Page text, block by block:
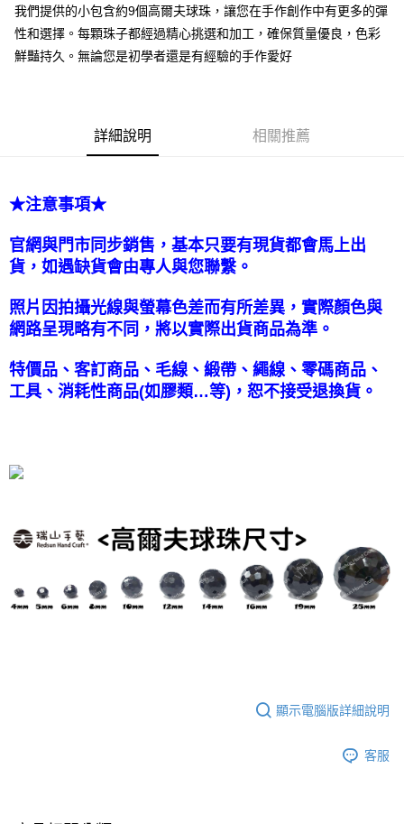
每筆NT$130，滿NT$2,000(含以上)免運費
國家/地區配送-香港(順豐快遞)
我們提供的小包含約9個高爾夫球珠，讓您在手作創作中有更多的彈
性和選擇。每顆珠子都經過精心挑選和加工，確保質量優良，色彩
鮮豔持久。無論您是初學者還是有經驗的手作愛好
詳細說明 相關推薦
★注意事項★
官網與門市同步銷售，基本只要有現貨都會馬上出
貨，如遇缺貨會由專人與您聯繫。
照片因拍攝光線與螢幕色差而有所差異，實際顏色與
網路呈現略有不同，將以實際出貨商品為準。
特價品、客訂商品、毛線、緞帶、繩線、零碼商品、
工具、消耗性商品(如膠類…等)，恕不接受退換貨。
顯示電腦版詳細說明
客服